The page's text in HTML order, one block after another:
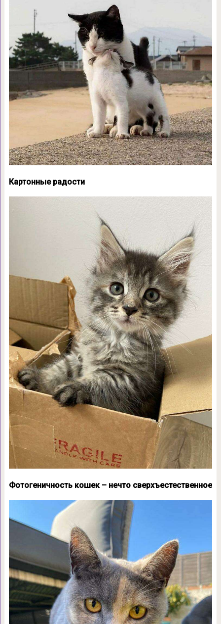
Картонные радости
Фотогеничность кошек – нечто сверхъестественное